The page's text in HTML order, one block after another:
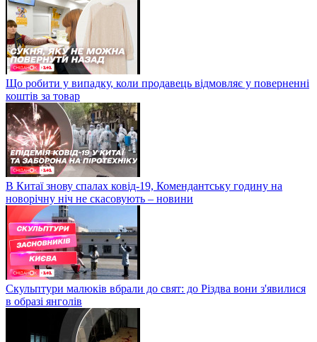
Що робити у випадку, коли продавець відмовляє у поверненні
коштів за товар
В Китаї знову спалах ковід-19, Комендантську годину на
новорічну ніч не скасовують – новини
Скульптури малюків вбрали до свят: до Різдва вони з'явилися
в образі янголів